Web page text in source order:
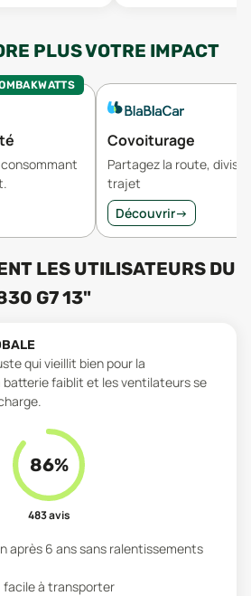
PLUS VOTRE IMPACT
Covoiturage
Partagez la route,
trajet
Découvrir→
LES UTILISATEURS DU
G7 13"
qui vieillit bien pour la
batterie faiblit et les ventilateurs se
86%
483avis
après 6 ans sans ralentissements
à transporter